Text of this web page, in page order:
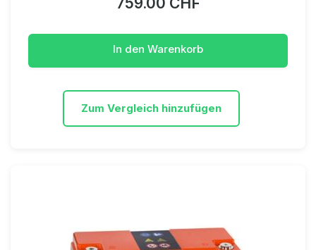
In den Warenkorb
Zum Vergleich hinzufügen